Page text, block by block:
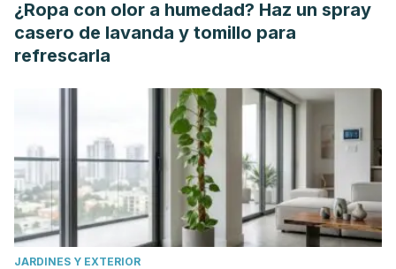
¿Ropa con olor a humedad? Haz un spray
casero de lavanda y tomillo para
refrescarla
JARDINES Y EXTERIOR